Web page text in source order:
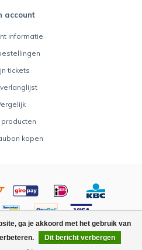
ga je akkoord met het gebruik van
Dit bericht verbergen
account
informatie
tickets
kopen
Toys - Powered byLightspeed-